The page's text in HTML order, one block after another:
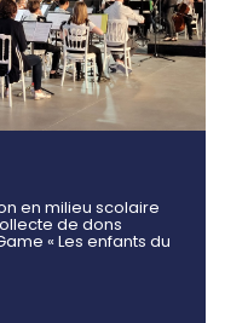
en milieu scolaire
de dons
« Les enfants du